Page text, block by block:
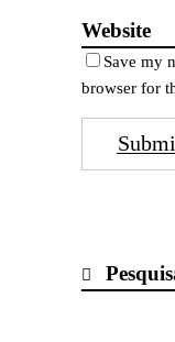
Save my
browser for